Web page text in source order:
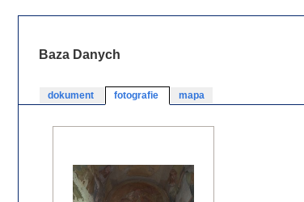
Baza Danych
dokument fotografie mapa